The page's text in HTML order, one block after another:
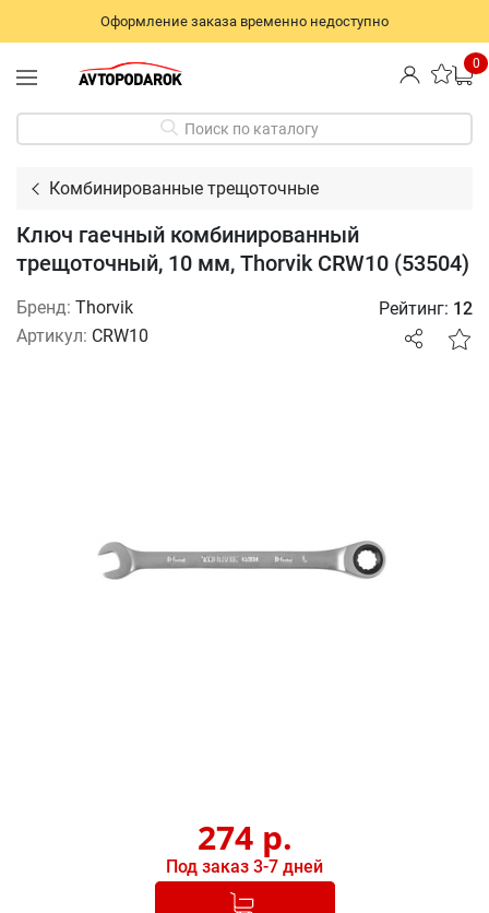
Оформление заказа временно недоступно
0
Поиск по каталогу
Комбинированные трещоточные
Ключ гаечный комбинированный
трещоточный, 10 мм, Thorvik CRW10 (53504)
Бренд: Thorvik
Артикул: CRW10
Рейтинг: 12
274 р.
Под заказ 3-7 дней
Добавлено в корзину